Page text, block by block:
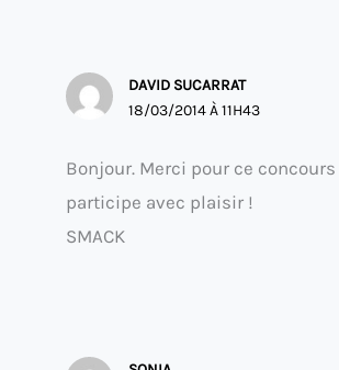
DAVID SUCARRAT
18/03/2014 À 11H43
Bonjour. Merci pour ce concours
participe avec plaisir !
SMACK